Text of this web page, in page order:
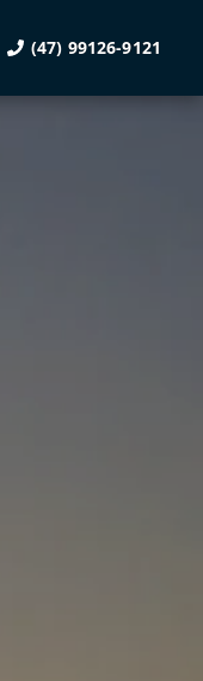
(47) 99126-9121